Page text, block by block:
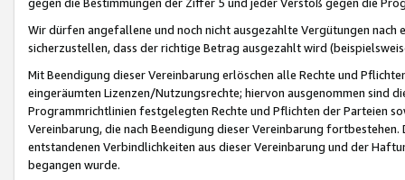
Wir dürfen angefallene und noch nicht ausgezahlte Vergütungen
sicherzustellen, dass der richtige Betrag ausgezahlt wird
Mit Beendigung dieser Vereinbarung erlöschen alle Rechte und
eingeräumten Lizenzen/Nutzungsrechte; hiervon ausgenommen sind
Programmrichtlinien festgelegten Rechte und Pflichten der Parteien
Vereinbarung, die nach Beendigung dieser Vereinbarung
entstandenen Verbindlichkeiten aus dieser Vereinbarung und der
begangen wurde.